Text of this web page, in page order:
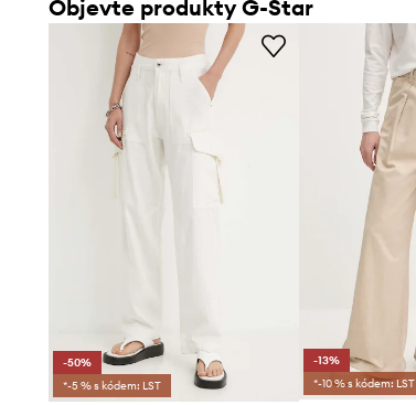
Objevte produkty G-Star
-50%
*-5 % s kódem: LST
-13%
*-10 % s kódem: LST